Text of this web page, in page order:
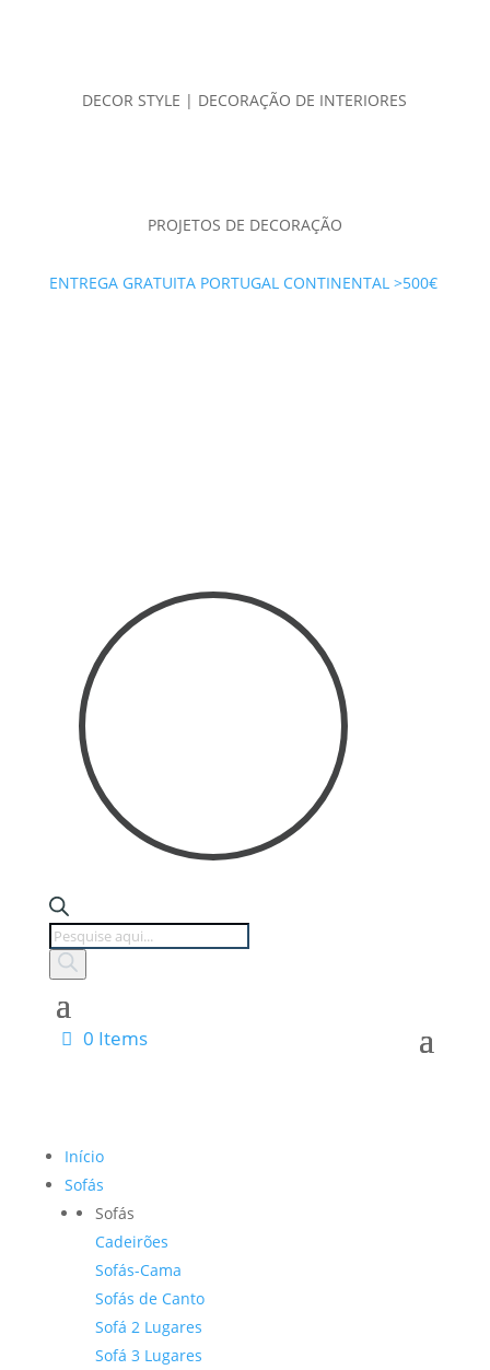
DECOR STYLE | DECORAÇÃO DE INTERIORES
PROJETOS DE DECORAÇÃO
ENTREGA GRATUITA PORTUGAL CONTINENTAL >500€
Products
search
0 Items
Início
Sofás
Sofás
Cadeirões
Sofás-Cama
Sofás de Canto
Sofá 2 Lugares
Sofá 3 Lugares